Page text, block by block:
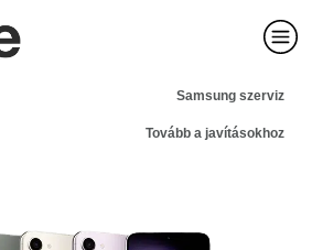
Samsung szerviz
Tovább a javításokhoz